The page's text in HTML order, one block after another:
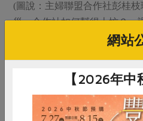
(圖說：主婦聯盟合作社彭桂
災，合作社如何幫得上忙？」
為提升全民自主防災能力，在
政部積極推動防災士培訓制度
會團體、移工、村里長等多元
向下扎根。本次培訓特別規劃
與在地學員參訓後，將防災知
網站
【2026年中